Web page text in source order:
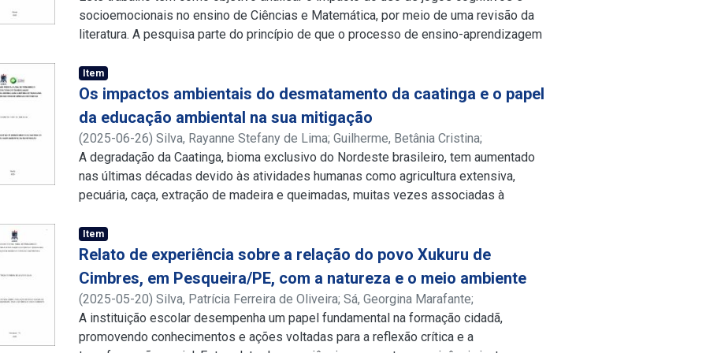
ativas, o trabalho colaborativo e a coerência sistemática. Conclui-se que a formação
continuada pode contribuir significativamente para o ensino de qualidade, desde que
esteja alinhada às necessidades dos professores e ao contexto educacional.
socioemocionais no ensino de Ciências e Matemática, por meio de uma revisão da
literatura. A pesquisa parte do princípio de que o processo de ensino-aprendizagem
competências socioemocionais dos alunos, contribuindo para uma formação mais
integral. Foram exploradas publicações que se destacam por usar jogos que
estimulam à atenção, memória, raciocínio lógico, resolução de problemas, empatia,
cooperação e autorregulação emocional. Os resultados demonstram que a inserção
planejada desses recursos lúdicos no ambiente escolar favorece a motivação, o
engajamento e a aprendizagem significativa. Conclui-se que os jogos, quando
utilizados como ferramentas pedagógicas, promovem um ambiente mais inclusivo e
dinâmico, fortalecendo o papel do professor como mediador do conhecimento.
Item
Os impactos ambientais do desmatamento da caatinga e o papel
da educação ambiental na sua mitigação
(2025-06-26)Silva, Rayanne Stefany de Lima;Guilherme, Betânia Cristina;
http://lattes.cnpq.br/3131730022364100;http://lattes.cnpq.br/1434731503633494
A degradação da Caatinga, bioma exclusivo do Nordeste brasileiro, tem aumentado
nas últimas décadas devido às atividades humanas como agricultura extensiva,
pecuária, caça, extração de madeira e queimadas, muitas vezes associadas à
qualitativo, analisou os impactos ambientais provocados pelo desmatamento nesse
bioma e destacou o papel da educação ambiental na mitigação desses efeitos. A
pesquisa bibliográfica evidenciou que a expansão descontrolada das atividades
econômicas, combinada com a ineficácia das políticas públicas, acelera a
degradação ambiental, manifestada pela perda de vegetação nativa, avanço da
desertificação e redução da biodiversidade, comprometendo serviços
ecossistêmicos essenciais. Além disso, ressalta-se a necessidade de fortalecer a
Item
Relato de experiência sobre a relação do povo Xukuru de
Cimbres, em Pesqueira/PE, com a natureza e o meio ambiente
(2025-05-20)Silva, Patrícia Ferreira de Oliveira;Sá, Georgina Marafante;
http://lattes.cnpq.br/6918574409352548;http://lattes.cnpq.br/1803233942548361
A instituição escolar desempenha um papel fundamental na formação cidadã,
promovendo conhecimentos e ações voltadas para a reflexão crítica e a